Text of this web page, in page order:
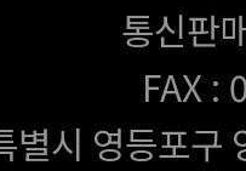
통신판
FAX
별시 영등포